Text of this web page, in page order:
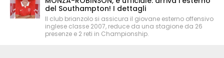
del Southampton! I dettagli
Il club brianzolo si assicura il giovane esterno offensivo
inglese classe 2007, reduce da una stagione da 26
presenze e 2 reti in Championship.